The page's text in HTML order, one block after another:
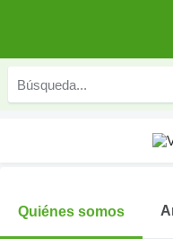
Quiénes somos